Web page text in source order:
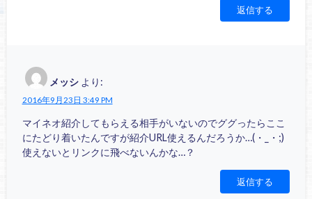
返信する
メッシ より:
2016年9月23日 3:49 PM
マイネオ紹介してもらえる相手がいないのでググったらここ
にたどり着いたんですが紹介URL使えるんだろうか…(・_・;)
使えないとリンクに飛べないんかな…？
返信する